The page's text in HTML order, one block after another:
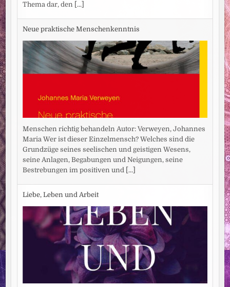
Thema dar, den [...]
Neue praktische Menschenkenntnis
Menschen richtig behandeln Autor: Verweyen, Johannes
Maria Wer ist dieser Einzelmensch? Welches sind die
Grundzüge seines seelischen und geistigen Wesens,
seine Anlagen, Begabungen und Neigungen, seine
Bestrebungen im positiven und [...]
Liebe, Leben und Arbeit